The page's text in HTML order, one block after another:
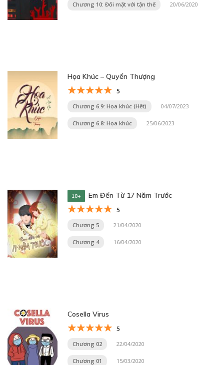
Chương 10: Đối mặt với tận thế 20/06/2020
Họa Khúc – Quyển Thượng
5
Chương 6.9: Họa khúc (Hết) 04/07/2023
Chương 6.8: Họa khúc 25/06/2023
18+ Em Đến Từ 17 Năm Trước
5
Chương 5 21/04/2020
Chương 4 16/04/2020
Cosella Virus
5
Chương 02 22/04/2020
Chương 01 15/03/2020